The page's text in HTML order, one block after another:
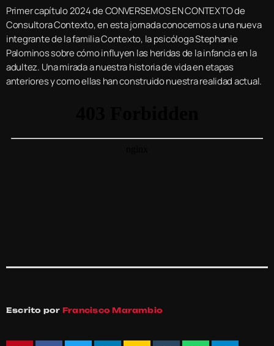
Primer capítulo 2024 de CONVERSEMOS EN CONTEXTO de
Consultora Contexto, en esta jornada conocemos a una nueva
integrante de la familia Contexto, la psicóloga Stephanie
Palominos sobre cómo influyen las heridas de la infancia en la
adultez. Una mirada a nuestra historia de vida en etapas
anteriores y como ellas han construido nuestra realidad actual.
Escrito por Francisco Marambio